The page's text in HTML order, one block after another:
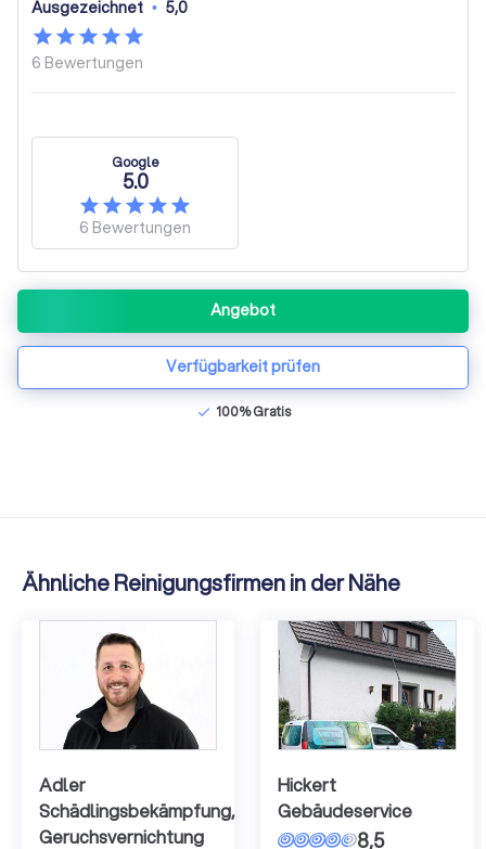
Ausgezeichnet • 5,0
6 Bewertungen
Google
5.0
6 Bewertungen
Angebot
Verfügbarkeit prüfen
check 100% Gratis
Ähnliche Reinigungsfirmen in der Nähe
Adler
Schädlingsbekämpfung,
Geruchsvernichtung
Hickert
Gebäudeservice
8,5